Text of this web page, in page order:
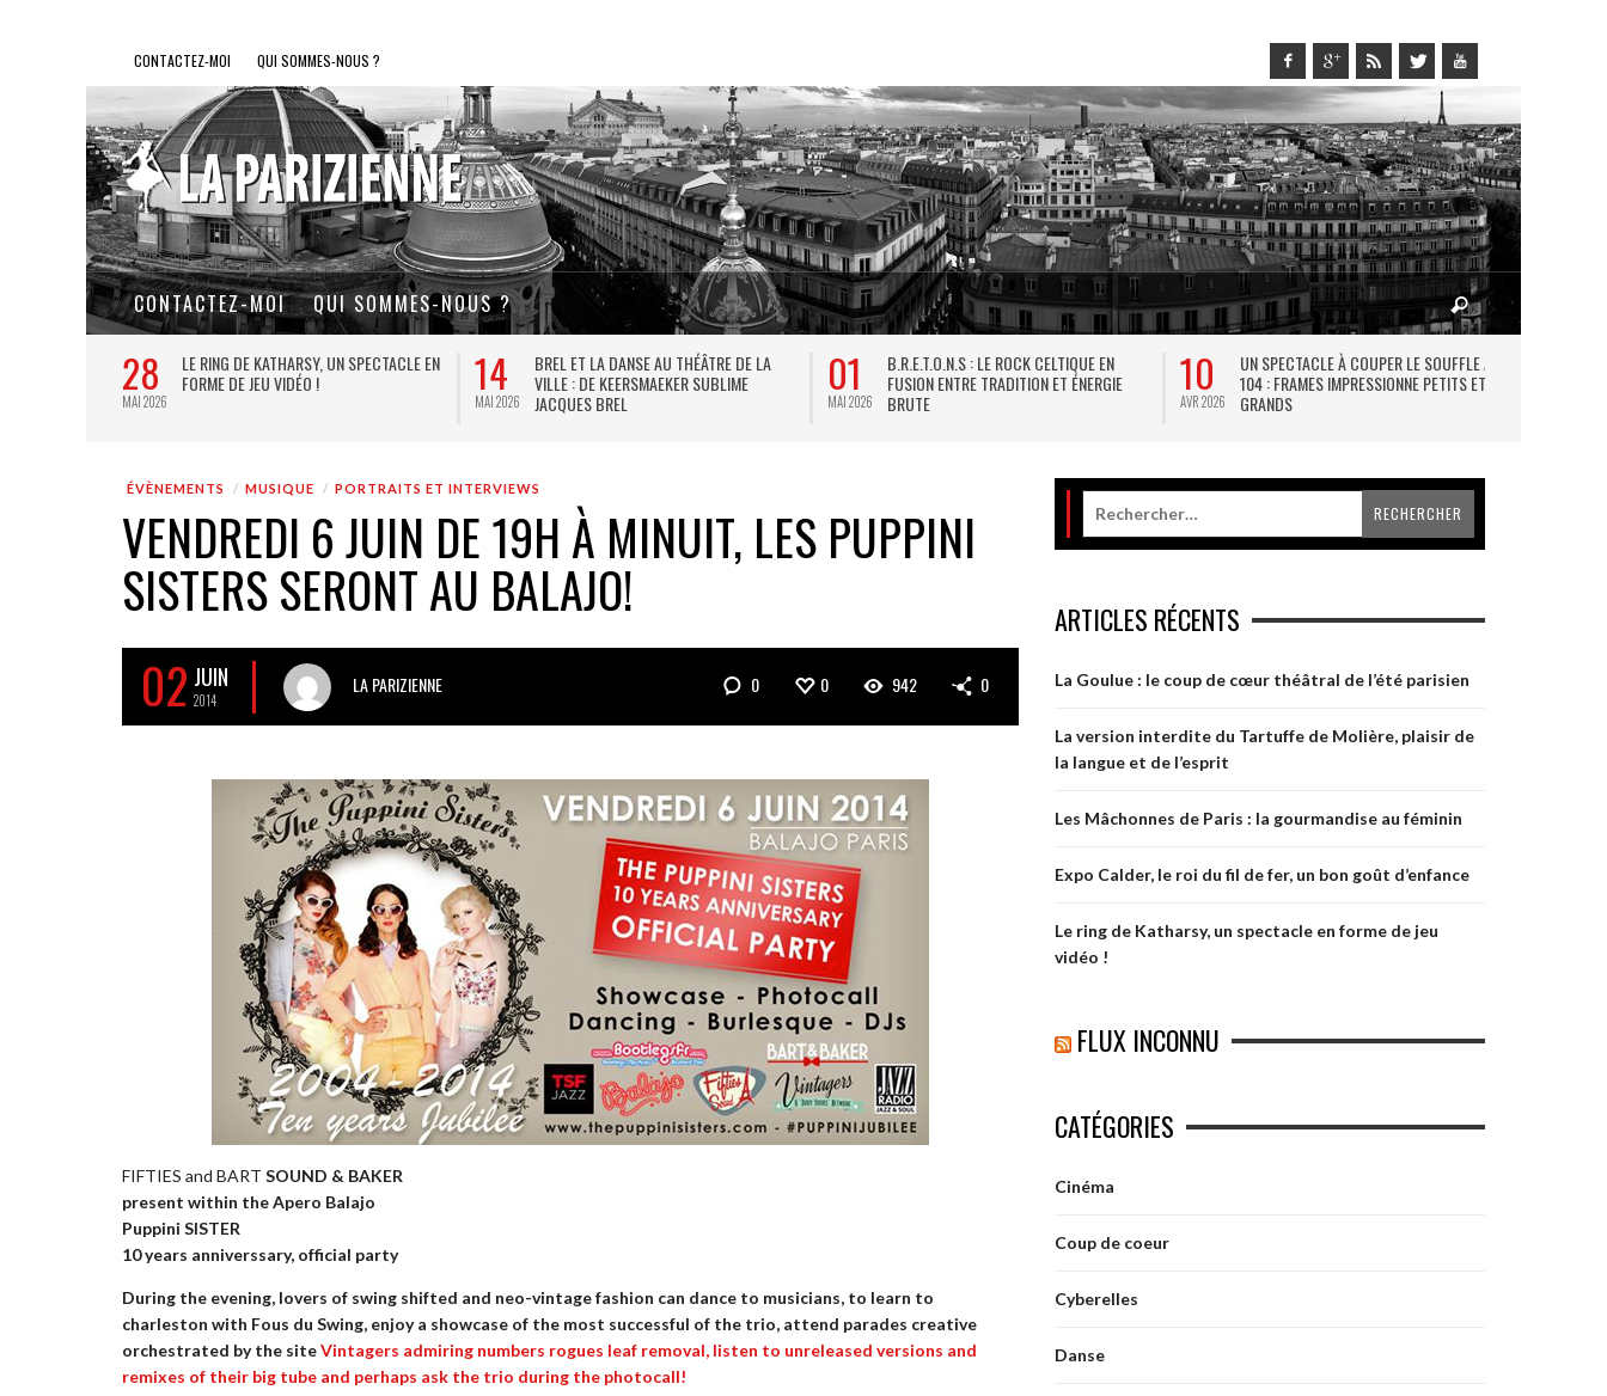
CONTACTEZ-MOI QUI SOMMES-NOUS ?
CONTACTEZ-MOI QUI SOMMES-NOUS ?
28
MAI 2026
LE RING DE KATHARSY, UN SPECTACLE EN
FORME DE JEU VIDÉO !
14
MAI 2026
BREL ET LA DANSE AU THÉÂTRE DE LA
VILLE : DE KEERSMAEKER SUBLIME
JACQUES BREL
01
MAI 2026
B.R.E.T.O.N.S : LE ROCK CELTIQUE EN
FUSION ENTRE TRADITION ET ÉNERGIE
BRUTE
10
AVR 2026
UN SPECTACLE À COUPER LE SOUFFLE AU
104 : FRAMES IMPRESSIONNE PETITS ET
GRANDS
ÉVÈNEMENTS MUSIQUE PORTRAITS ET INTERVIEWS
VENDREDI 6 JUIN DE 19H À MINUIT, LES PUPPINI
SISTERS SERONT AU BALAJO!
02 JUIN
2014
LA PARIZIENNE 0 0 942 0
FIFTIES and BART SOUND & BAKER
present within the Apero Balajo
Puppini SISTER
10 years anniverssary, official party
During the evening, lovers of swing shifted and neo-vintage fashion can dance to musicians, to learn to
charleston with Fous du Swing, enjoy a showcase of the most successful of the trio, attend parades creative
orchestrated by the siteVintagers admiring numbers rogues leaf removal, listen to unreleased versions and
remixes of their big tube and perhaps ask the trio during the photocall!
ARTICLES RÉCENTS
La Goulue : le coup de cœur théâtral de l’été parisien
La version interdite du Tartuffe de Molière, plaisir de
la langue et de l’esprit
Les Mâchonnes de Paris : la gourmandise au féminin
Expo Calder, le roi du fil de fer, un bon goût d’enfance
Le ring de Katharsy, un spectacle en forme de jeu
vidéo !
FLUX INCONNU
CATÉGORIES
Cinéma
Coup de coeur
Cyberelles
Danse